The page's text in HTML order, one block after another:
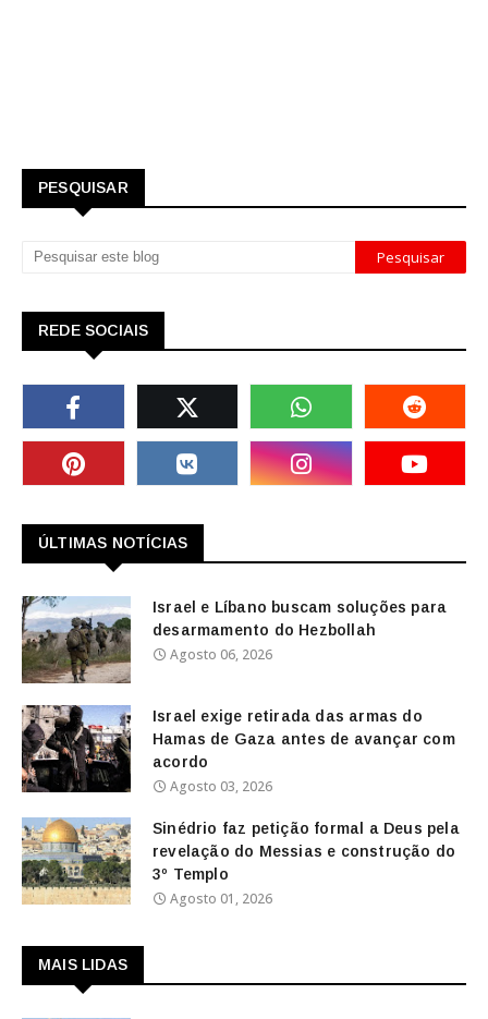
PESQUISAR
REDE SOCIAIS
ÚLTIMAS NOTÍCIAS
Israel e Líbano buscam soluções para
desarmamento do Hezbollah
Agosto 06, 2026
Israel exige retirada das armas do
Hamas de Gaza antes de avançar com
acordo
Agosto 03, 2026
Sinédrio faz petição formal a Deus pela
revelação do Messias e construção do
3º Templo
Agosto 01, 2026
MAIS LIDAS